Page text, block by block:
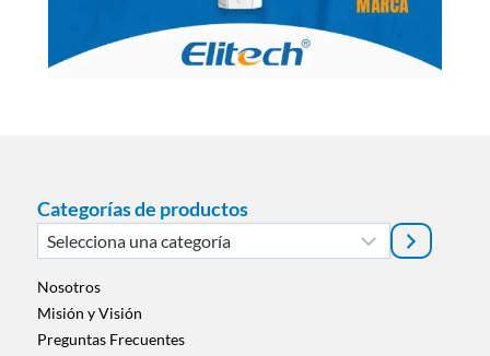
Categorías de productos
Selecciona
una
categoría
Nosotros
Misión y Visión
Preguntas Frecuentes